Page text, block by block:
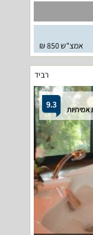
אמצ"ש 850 ₪
רביד
9.3